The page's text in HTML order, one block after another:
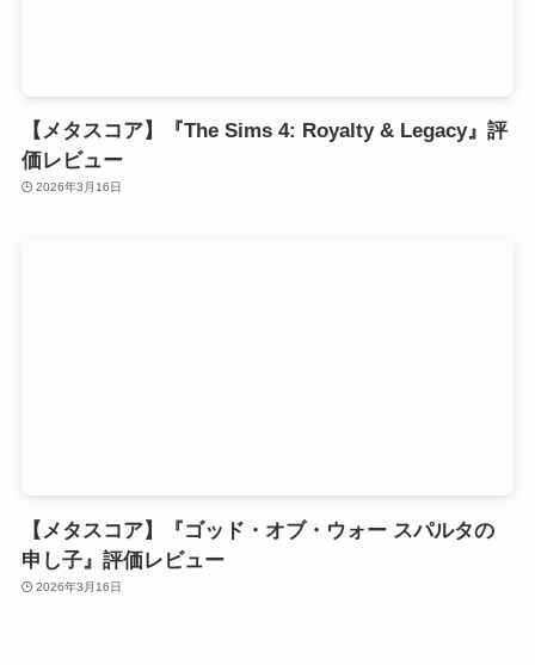
【メタスコア】『The Sims 4: Royalty & Legacy』評
価レビュー
2026年3月16日
【メタスコア】『ゴッド・オブ・ウォー スパルタの
申し子』評価レビュー
2026年3月16日